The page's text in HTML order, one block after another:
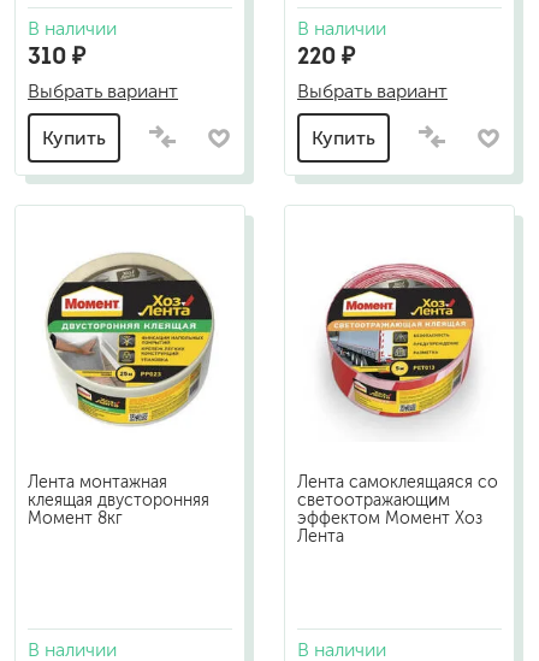
В наличии
310 ₽
Выбрать вариант
Купить
В наличии
220 ₽
Выбрать вариант
Купить
Лента монтажная
клеящая двусторонняя
Момент 8кг
В наличии
Лента самоклеящаяся со
светоотражающим
эффектом Момент Хоз
Лента
В наличии